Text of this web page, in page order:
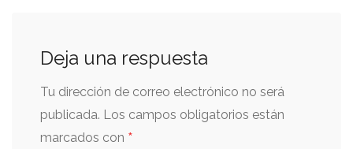
Deja una respuesta
Tu dirección de correo electrónico no será
publicada. Los campos obligatorios están
marcados con *